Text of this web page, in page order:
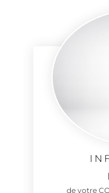
de votre